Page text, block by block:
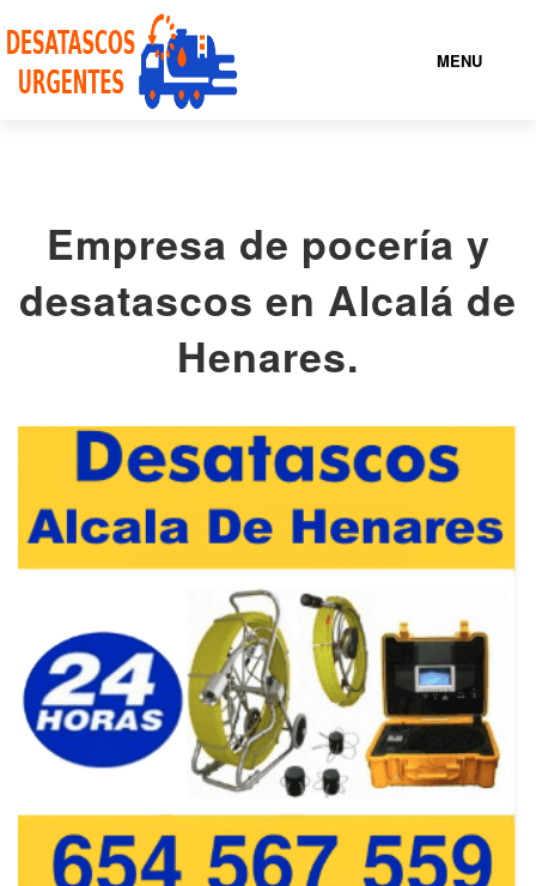
MENU
QUIENES
ENCUENTRA TULOCALIDAD
Empresa de pocería y
desatascos en Alcalá de
Henares.